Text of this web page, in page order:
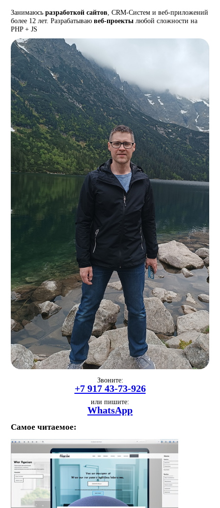
Занимаюсьразработкой сайтов , CRM-Систем и веб-приложений
более 12 лет. Разрабатываювеб-проекты любой сложности на
PHP + JS
Звоните:
+7 917 43-73-926
или пишите:
WhatsApp
Самое читаемое: